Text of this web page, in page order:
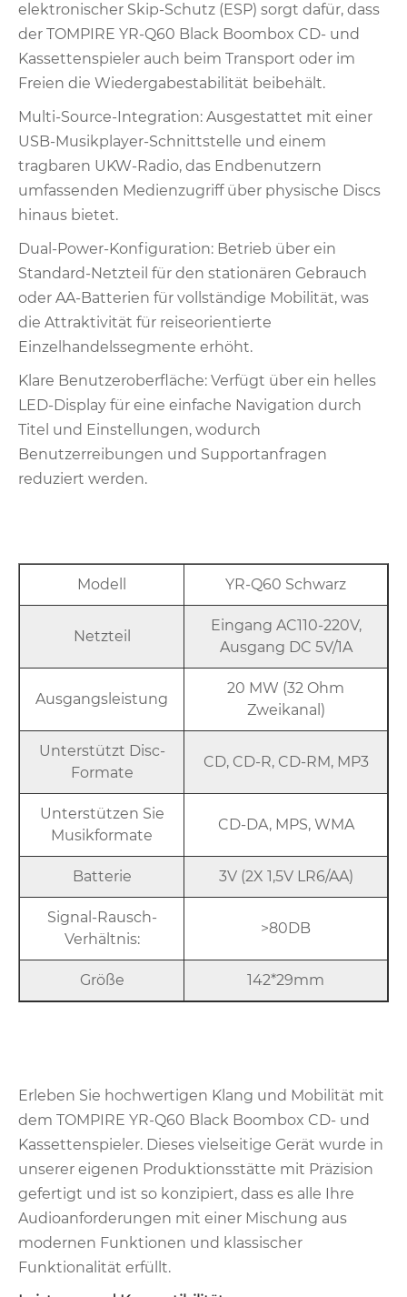
elektronischer Skip-Schutz (ESP) sorgt dafür, dass
der TOMPIRE YR-Q60 Black Boombox CD- und
Kassettenspieler auch beim Transport oder im
Freien die Wiedergabestabilität beibehält.
Multi-Source-Integration: Ausgestattet mit einer
USB-Musikplayer-Schnittstelle und einem
tragbaren UKW-Radio, das Endbenutzern
umfassenden Medienzugriff über physische Discs
hinaus bietet.
Dual-Power-Konfiguration: Betrieb über ein
Standard-Netzteil für den stationären Gebrauch
oder AA-Batterien für vollständige Mobilität, was
die Attraktivität für reiseorientierte
Einzelhandelssegmente erhöht.
Klare Benutzeroberfläche: Verfügt über ein helles
LED-Display für eine einfache Navigation durch
Titel und Einstellungen, wodurch
Benutzerreibungen und Supportanfragen
reduziert werden.
Modell YR-Q60 Schwarz
Netzteil
Eingang AC110-220V,
Ausgang DC 5V/1A
Ausgangsleistung
20 MW (32 Ohm
Zweikanal)
Unterstützt Disc-
Formate
CD, CD-R, CD-RM, MP3
Unterstützen Sie
Musikformate
CD-DA, MPS, WMA
Batterie 3V (2X 1,5V LR6/AA)
Signal-Rausch-
Verhältnis:
>80DB
Größe 142*29mm
Erleben Sie hochwertigen Klang und Mobilität mit
dem TOMPIRE YR-Q60 Black Boombox CD- und
Kassettenspieler. Dieses vielseitige Gerät wurde in
unserer eigenen Produktionsstätte mit Präzision
gefertigt und ist so konzipiert, dass es alle Ihre
Audioanforderungen mit einer Mischung aus
modernen Funktionen und klassischer
Funktionalität erfüllt.